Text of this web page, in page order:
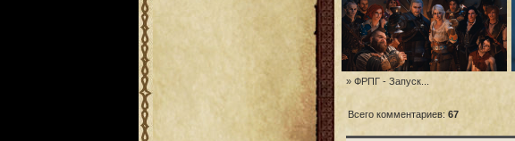
» ФРПГ - Запуск...
Всего комментариев: 67